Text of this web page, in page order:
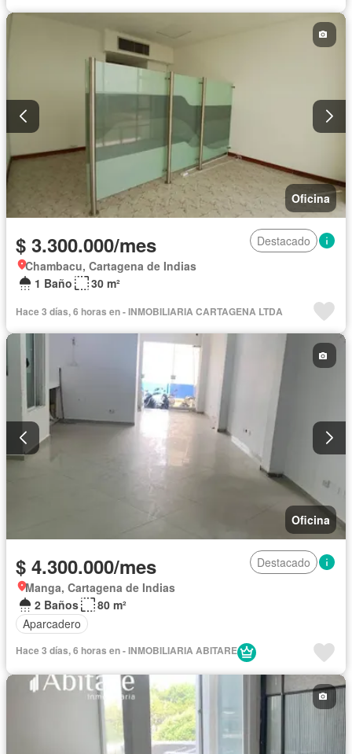
Oficina
$ 3.300.000/mes
Destacado
Chambacu, Cartagena de Indias
1 Baño
30 m²
Hace 3 días, 6 horas en - INMOBILIARIA CARTAGENA LTDA
Oficina
$ 4.300.000/mes
Destacado
Manga, Cartagena de Indias
2 Baños
80 m²
Aparcadero
Hace 3 días, 6 horas en - INMOBILIARIA ABITARE